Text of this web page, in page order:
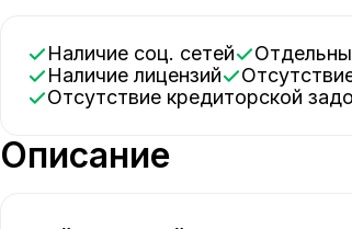
Наличие соц. сетей
Наличие лицензий
Отсутствие кредиторской
Описание